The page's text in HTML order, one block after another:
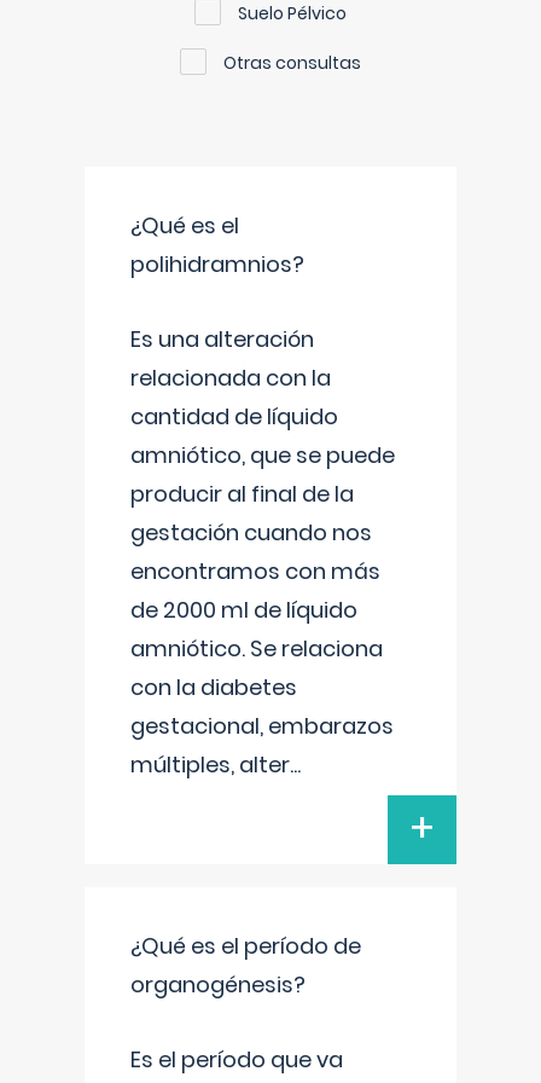
Suelo Pélvico
Otras consultas
¿Qué es el
polihidramnios?
Es una alteración
relacionada con la
cantidad de líquido
amniótico, que se puede
producir al final de la
gestación cuando nos
encontramos con más
de 2000 ml de líquido
amniótico. Se relaciona
con la diabetes
gestacional, embarazos
múltiples, alter...
+
¿Qué es el período de
organogénesis?
Es el período que va